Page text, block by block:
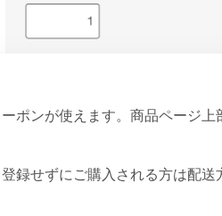
ポンが使えます。商品ページ上
録せずにご購入される方は配送